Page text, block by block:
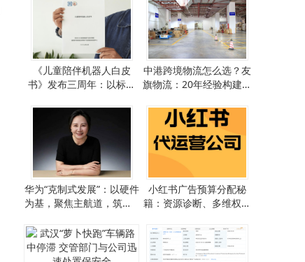
《儿童陪伴机器人白皮
书》发布三周年：以标准
器人伙伴”
中港跨境物流怎么选？友
旗物流：20年经验构建全
华为“克制式发展”：以硬件
为基，聚焦主航道，筑牢A
小红书广告预算分配秘
籍：资源诊断、多维权衡